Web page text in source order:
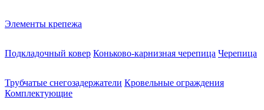
Элементы крепежа
Подкладочный ковер Коньково-карнизная черепица Черепица
Трубчатые снегозадержатели Кровельные ограждения
Комплектующие